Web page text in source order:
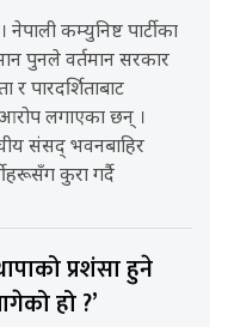
नेपाली कम्युनिष्ट पार्टीका
पुनले वर्तमान सरकार
र पारदर्शिताबाट
लगाएका छन् ।
संसद् भवनबाहिर
कुरा गर्दै
प्रशंसा हुने
हो ?’